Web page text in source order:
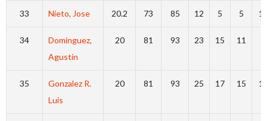
33 Nieto, Jose 20.2 73 85 12 5 5
34
Dominguez,
Agustin
20 81 93 23 15 11
35
Gonzalez R.
Luis
20 81 93 25 17 15